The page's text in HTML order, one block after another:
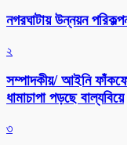
নগরঘাটায় উন্নয়ন
২
সম্পাদকীয়/ আইনি
ধামাচাপা পড়ছে বাল্যবিয়ে
৩